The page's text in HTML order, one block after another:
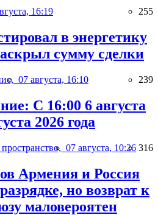
16:19 255
в энергетику
сумму сделки
07 августа, 16:10 239
С 16:00 6 августа
2026 года
07 августа, 10:26 316
Армения и Россия
но возврат к
маловероятен